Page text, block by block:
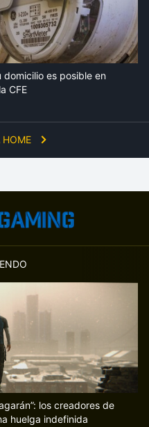
HOME
es posible en
CFE
los creadores de
huelga indefinida